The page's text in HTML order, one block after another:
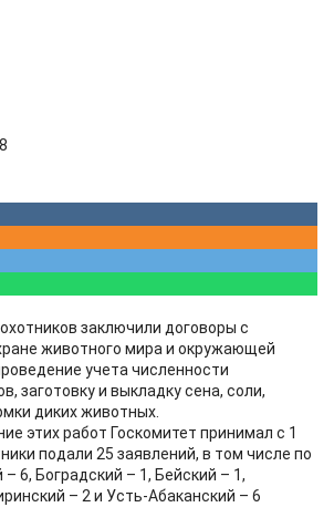
заключили договоры с
животного мира и окружающей
учета численности
заготовку и выкладку сена, соли,
диких животных.
этих работ Госкомитет принимал с 1
подали 25 заявлений, в том числе по
6, Боградский – 1, Бейский – 1,
– 2 и Усть-Абаканский – 6